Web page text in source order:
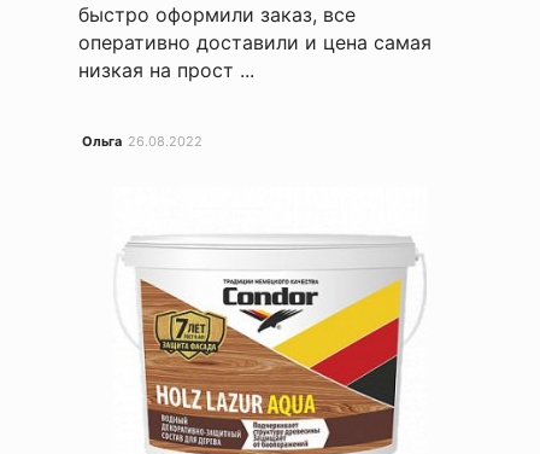
быстро оформили заказ, все
оперативно доставили и цена самая
низкая на прост ...
Ольга 26.08.2022